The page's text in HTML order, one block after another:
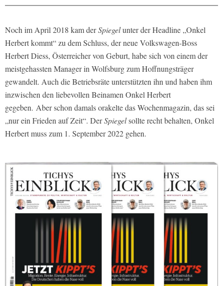
Noch im April 2018 kam derSpiegelunter der Headline „Onkel
Herbert kommt“ zu dem Schluss, der neue Volkswagen-Boss
Herbert Diess, Österreicher von Geburt, habe sich von einem der
meistgehassten Manager in Wolfsburg zum Hoffnungsträger
gewandelt. Auch die Betriebsräte unterstützten ihn und haben ihm
inzwischen den liebevollen Beinamen Onkel Herbert
gegeben. Aber schon damals orakelte das Wochenmagazin, das sei
„nur ein Frieden auf Zeit“. DerSpiegelsollte recht behalten, Onkel
Herbert muss zum 1. September 2022 gehen.